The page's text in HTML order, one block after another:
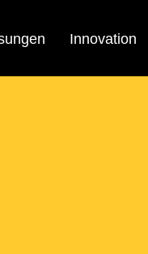
Innovation